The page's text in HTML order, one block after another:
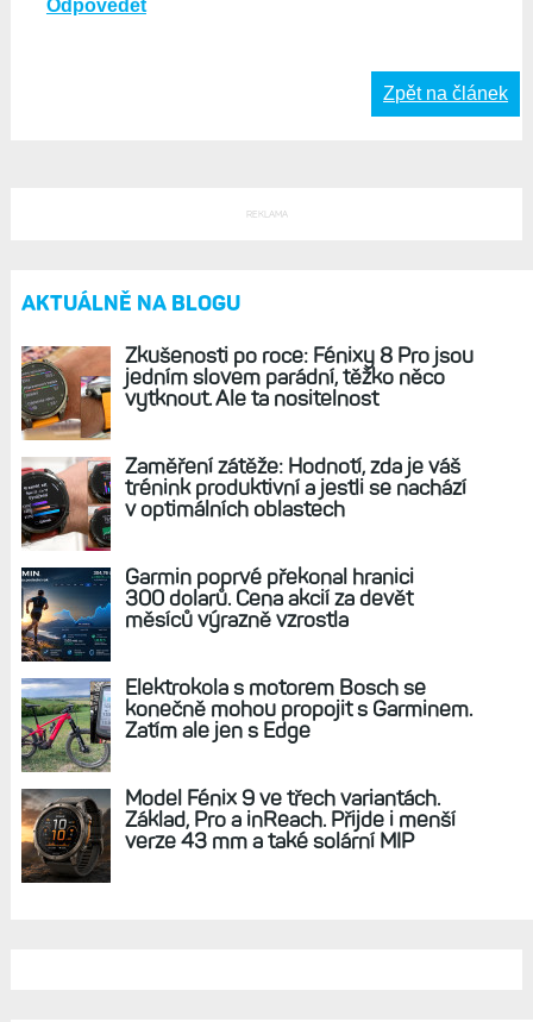
Odpovědět
Zpět na článek
REKLAMA
AKTUÁLNĚ NA BLOGU
Zkušenosti po roce: Fénixy 8 Pro jsou
jedním slovem parádní, těžko něco
vytknout. Ale ta nositelnost
Zaměření zátěže: Hodnotí, zda je váš
trénink produktivní a jestli se nachází
v optimálních oblastech
Garmin poprvé překonal hranici
300 dolarů. Cena akcií za devět
měsíců výrazně vzrostla
Elektrokola s motorem Bosch se
konečně mohou propojit s Garminem.
Zatím ale jen s Edge
Model Fénix 9 ve třech variantách.
Základ, Pro a inReach. Přijde i menší
verze 43 mm a také solární MIP